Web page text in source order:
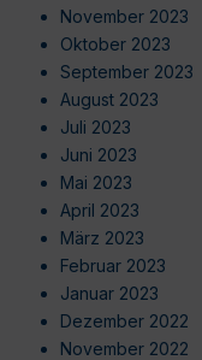
November 2023
Oktober 2023
September 2023
August 2023
Juli 2023
Juni 2023
Mai 2023
April 2023
März 2023
Februar 2023
Januar 2023
Dezember 2022
November 2022